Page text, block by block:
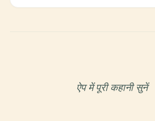
ऐप में पूरी कहानी सुनें